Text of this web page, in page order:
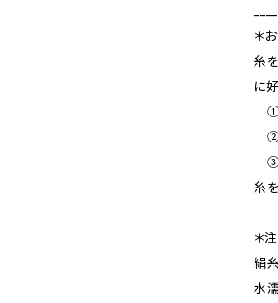
＊
糸
に
①
②
③
糸
＊
絹
水